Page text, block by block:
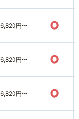
6,820円〜 ○
6,820円〜 ○
6,820円〜 ○